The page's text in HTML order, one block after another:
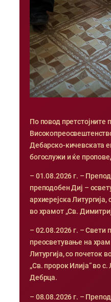
По повод претстојните
Дебарско-кичевската
богослужи и ќе
– 01.08.2026 г. –
преподобен Диј –
архиерејска
во храмот „Св.
– 02.08.2026 г. – Свети
преосветување на храм
Литургија, со почеток
„Св. пророк Илија“ во
Дебрца.
– 08.08.2026 г. –